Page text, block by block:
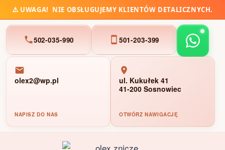
⚠️ UWAGA! NIE OBSŁUGUJEMY KLIENTÓW DETALICZNYCH.
502-035-990 501-203-399
olex2@wp.pl
NAPISZ DO NAS
ul. Kukułek 41
41-200 Sosnowiec
OTWÓRZ NAWIGACJĘ